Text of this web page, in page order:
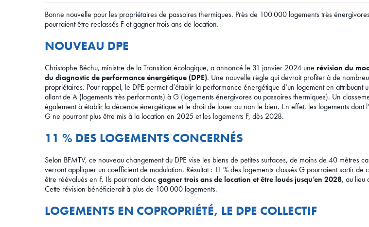
Bonne nouvelle pour les propriétaires de passoires thermiques. Près de 100 000 logements très
pourraient être reclassés F et gagner trois ans de location.
NOUVEAU DPE
Christophe Béchu, ministre de la Transition écologique, a annoncé le 31 janvier 2024 une révision du
du diagnostic de performance énergétique (DPE). Une nouvelle règle qui devrait profiter à de
propriétaires. Pour rappel, le DPE permet d’établir la performance énergétique d’un logement en attribuant
allant de A (logements très performants) à G (logements énergivores ou passoires thermiques). Un
également à établir la décence énergétique et le droit de louer ou non le bien. En effet, les logements dont
G ne pourront plus être mis à la location en 2025 et les logements F, dès 2028.
11 % DES LOGEMENTS CONCERNÉS
Selon BFMTV, ce nouveau changement du DPE vise les biens de petites surfaces, de moins de 40 mètres
verront appliquer un coefficient de modulation. Résultat : 11 % des logements classés G pourraient sortir de
être réévalués en F. Ils pourront doncgagner trois ans de location et être loués jusqu’en 2028, au lieu
Cette révision bénéficierait à plus de 100 000 logements.
LOGEMENTS EN COPROPRIÉTÉ, LE DPE COLLECTIF